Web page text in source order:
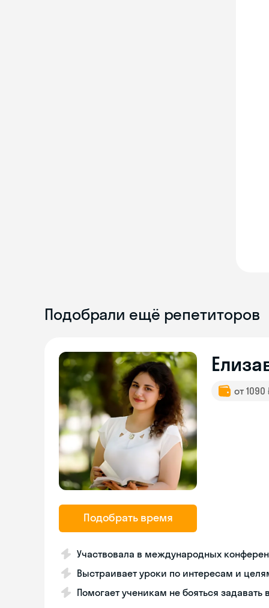
Подобрали ещё репетиторов
Подобрать время
от
Участвовала в международных
Выстраивает уроки по интересам и
Помогает ученикам не бояться